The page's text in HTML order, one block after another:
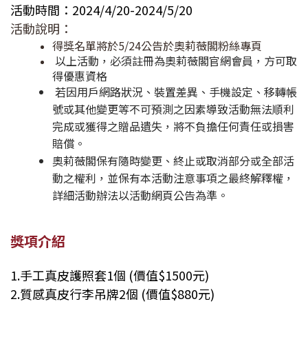
活動時間：2024/4/20-2024/5/20
活動說明：
得獎名單將於5/24公告於奧莉薇閣粉絲專頁
以上活動，必須註冊為奧莉薇閣官網會員，方可取
得優惠資格
若因用戶網路狀況、裝置差異、手機設定、移轉帳
號或其他變更等不可預測之因素導致活動無法順利
完成或獲得之贈品遺失，將不負擔任何責任或損害
賠償。
奧莉薇閣保有隨時變更、終止或取消部分或全部活
動之權利，並保有本活動注意事項之最終解釋權，
詳細活動辦法以活動網頁公告為準。
獎項介紹
1.手工真皮護照套1個 (價值$1500元)
2.質感真皮行李吊牌2個 (價值$880元)